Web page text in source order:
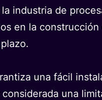
industria de
en la
una fácil
una